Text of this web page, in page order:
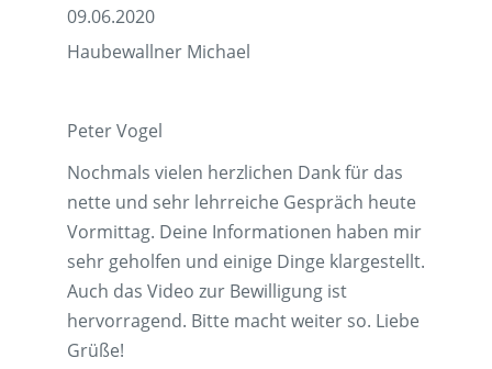
09.06.2020
Haubewallner Michael
Peter Vogel
Nochmals vielen herzlichen Dank für das
nette und sehr lehrreiche Gespräch heute
Vormittag. Deine Informationen haben mir
sehr geholfen und einige Dinge klargestellt.
Auch das Video zur Bewilligung ist
hervorragend. Bitte macht weiter so. Liebe
Grüße!